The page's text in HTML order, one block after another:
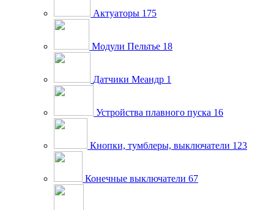
Актуаторы 175
Модули Пельтье 18
Датчики Меандр 1
Устройства плавного пуска 16
Кнопки, тумблеры, выключатели 123
Конечные выключатели 67